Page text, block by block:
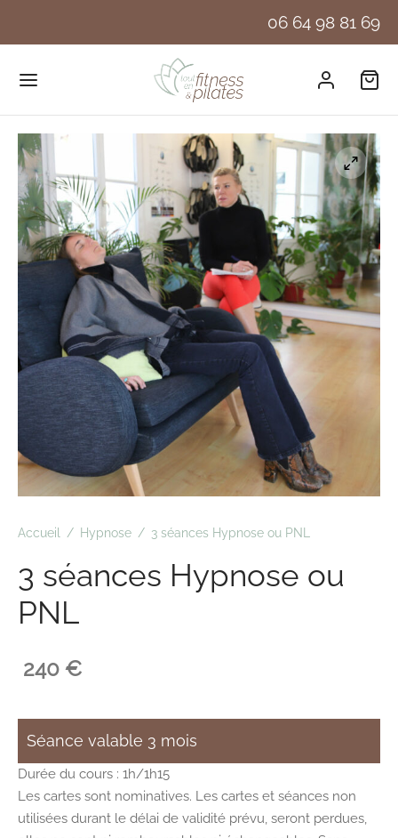
06 64 98 81 69
Accueil / Hypnose / 3 séances Hypnose ou PNL
3 séances Hypnose ou
PNL
240 €
Séance valable 3 mois
Durée du cours : 1h/1h15
Les cartes sont nominatives. Les cartes et séances non
utilisées durant le délai de validité prévu, seront perdues,